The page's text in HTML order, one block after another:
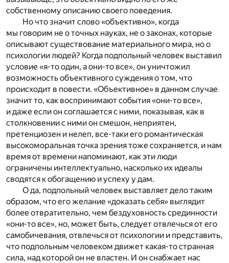
собственному описанию своего поведения.
Но что значит слово «объективно», когда
мы говорим не о точных науках, не о законах, которые
описывают существование материального мира, но о
психологии людей? Когда подпольный человек выставил
условие «я-то один, а они-то все», он уничтожил
возможность объективного суждения о том, что
происходит в повести. «Объективное» в данном случае
значит то, как воспринимают события «они-то все»,
и даже если он соглашается с ними, показывая, как в
столкновении с ними он смешон, неприятен,
претенциозен и нелеп, все-таки его романтическая
высокоморальная точка зрения тоже сохраняется, и нам
время от времени напоминают, как эти люди
ограничены интеллектуально, насколько их идеалы
сводятся к обогащению и успеху у дам.
О да, подпольный человек выставляет дело таким
образом, что его желание «доказать себя» выглядит
более отвратительно, чем бездуховность срединности
«они-то все», но, может быть, следует отвлечься от его
самобичевания, отвлечься от психологии и представить,
что подпольным человеком движет какая-то странная
сила, над которой он не властен. И он снабжает нас